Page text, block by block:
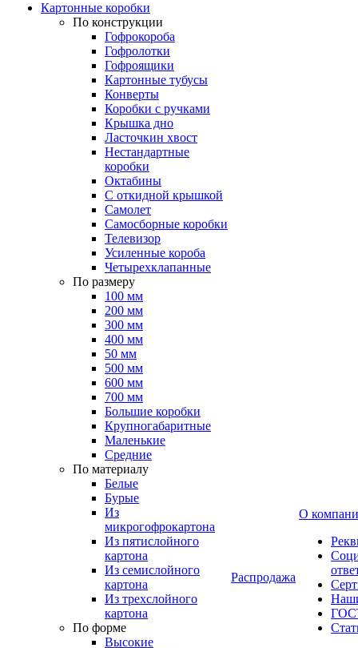
Картонные коробки
По конструкции
Гофрокороба
Гофролотки
Гофроящики
Картонные тубусы
Конверты
Коробки с ручками
Крышка дно
Ласточкин хвост
Нестандартные
коробки
Октабины
С откидной крышкой
Самолет
Самосборные коробки
Телевизор
Усиленные короба
Четырехклапанные
По размеру
100 мм
200 мм
300 мм
400 мм
50 мм
500 мм
600 мм
700 мм
Большие коробки
Крупногабаритные
Маленькие
Средние
По материалу
Белые
Бурые
Из
микрогофрокартона
Из пятислойного
картона
Из семислойного
картона
Из трехслойного
картона
По форме
Высокие
Распродажа
О